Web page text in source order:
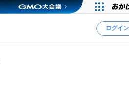
ログイ